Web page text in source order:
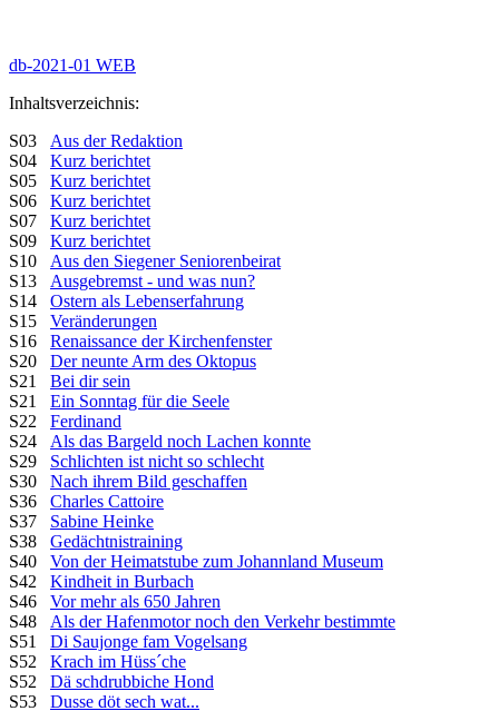
db-2021-01 WEB
Inhaltsverzeichnis:
S03 Aus der Redaktion
S04 Kurz berichtet
S05 Kurz berichtet
S06 Kurz berichtet
S07 Kurz berichtet
S09 Kurz berichtet
S10 Aus den Siegener Seniorenbeirat
S13 Ausgebremst - und was nun?
S14 Ostern als Lebenserfahrung
S15 Veränderungen
S16 Renaissance der Kirchenfenster
S20 Der neunte Arm des Oktopus
S21 Bei dir sein
S21 Ein Sonntag für die Seele
S22 Ferdinand
S24 Als das Bargeld noch Lachen konnte
S29 Schlichten ist nicht so schlecht
S30 Nach ihrem Bild geschaffen
S36 Charles Cattoire
S37 Sabine Heinke
S38 Gedächtnistraining
S40 Von der Heimatstube zum Johannland Museum
S42 Kindheit in Burbach
S46 Vor mehr als 650 Jahren
S48 Als der Hafenmotor noch den Verkehr bestimmte
S51 Di Saujonge fam Vogelsang
S52 Krach im Hüss´che
S52 Dä schdrubbiche Hond
S53 Dusse döt sech wat...